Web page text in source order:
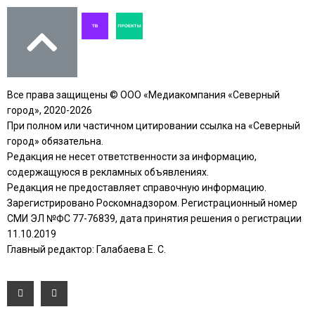
Все права защищены © ООО «Медиакомпания «Северный
город», 2020-2026
При полном или частичном цитировании ссылка на «Северный
город» обязательна.
Редакция не несет ответственности за информацию,
содержащуюся в рекламных объявлениях.
Редакция не предоставляет справочную информацию.
Зарегистрировано Роскомнадзором. Регистрационный номер
СМИ ЭЛ №ФС 77-76839, дата принятия решения о регистрации
11.10.2019
Главный редактор: Галабаева Е. С.